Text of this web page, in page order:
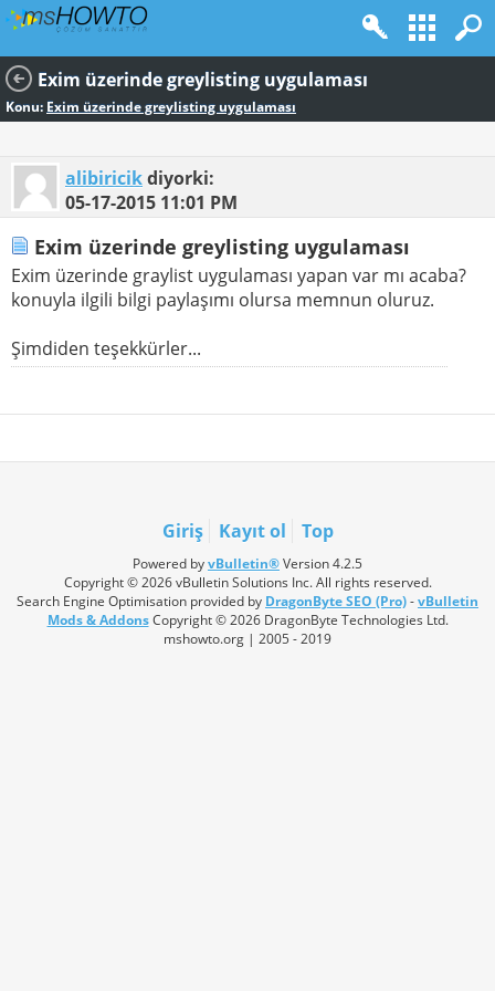
Exim üzerinde greylisting uygulaması
Konu: Exim üzerinde greylisting uygulaması
alibiricikdiyorki:
05-17-2015 11:01 PM
Exim üzerinde greylisting uygulaması
Exim üzerinde graylist uygulaması yapan var mı acaba?
konuyla ilgili bilgi paylaşımı olursa memnun oluruz.
Şimdiden teşekkürler...
Giriş Kayıt ol Top
Powered byvBulletin®Version 4.2.5
Copyright © 2026 vBulletin Solutions Inc. All rights reserved.
Search Engine Optimisation provided by DragonByte SEO (Pro)-vBulletin
Mods & AddonsCopyright © 2026 DragonByte Technologies Ltd.
mshowto.org | 2005 - 2019